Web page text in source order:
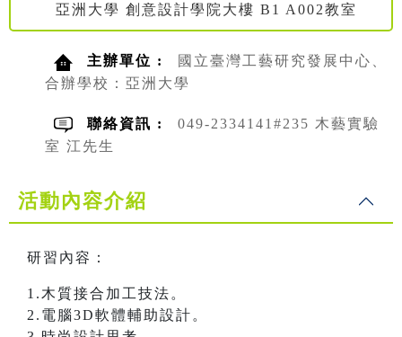
亞洲大學 創意設計學院大樓 B1 A002教室
主辦單位 :
國立臺灣工藝研究發展中心、
合辦學校：亞洲大學
聯絡資訊 :
049-2334141#235 木藝實驗
室 江先生
活動內容介紹
研習內容：
1.木質接合加工技法。
2.電腦3D軟體輔助設計。